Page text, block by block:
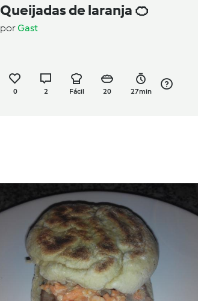
Queijadas de laranja 🍊
porGast
0 2 Fácil 20 27min